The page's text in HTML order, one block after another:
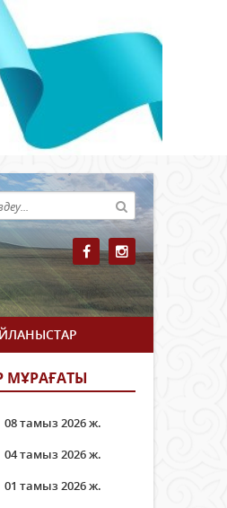
МҰРАҒАТЫ
08 тамыз 2026 ж.
04 тамыз 2026 ж.
01 тамыз 2026 ж.